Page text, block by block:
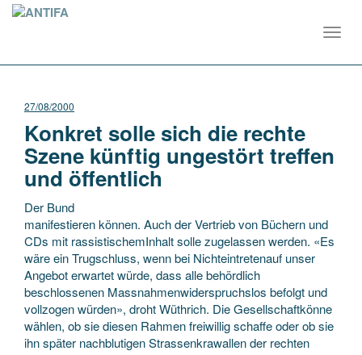
27/08/2000
Konkret solle sich die rechte
Szene künftig ungestört treffen
und öffentlich
Der Bund
manifestieren können. Auch der Vertrieb von Büchern und
CDs mit rassistischemInhalt solle zugelassen werden. «Es
wäre ein Trugschluss, wenn bei Nichteintretenauf unser
Angebot erwartet würde, dass alle behördlich
beschlossenen Massnahmenwiderspruchslos befolgt und
vollzogenwürden», droht Wüthrich. Die Gesellschaftkönne
wählen, ob sie diesen Rahmen freiwillig schaffe oder ob sie
ihn später nachblutigen Strassenkrawallen der rechten